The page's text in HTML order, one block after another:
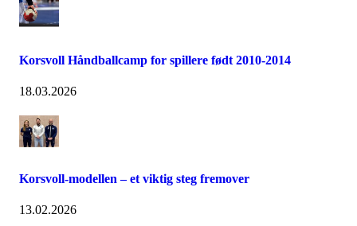
Korsvoll Håndballcamp for spillere født 2010-2014
18.03.2026
Korsvoll-modellen – et viktig steg fremover
13.02.2026